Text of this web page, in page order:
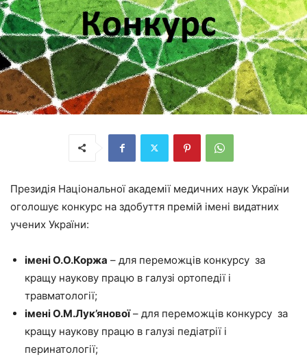
Президія Національної академії медичних наук України
оголошує конкурс на здобуття премій імені видатних
учених України:
імені О.О.Коржа – для переможців конкурсу за
кращу наукову працю в галузі ортопедії і
травматології;
імені О.М.Лук’янової– для переможців конкурсу за
кращу наукову працю в галузі педіатрії і
перинатології;